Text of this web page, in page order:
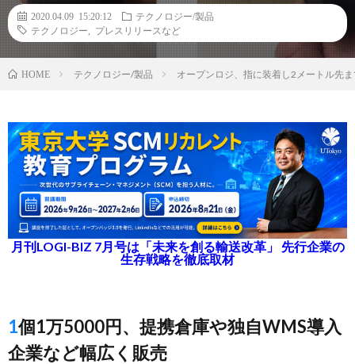
2020.04.09 15:20:12
テクノロジー/製品
テクノロジー
プレスリリースなど
HOME テクノロジー/製品 オープンロジ、指に装着し2メートル先
月刊LOGI-BIZ 7月号は「未来を創る輸送改革」 先行企業の
生存戦略を徹底取材
1個1万5000円、提携倉庫や独自WMS導入
企業など幅広く販売